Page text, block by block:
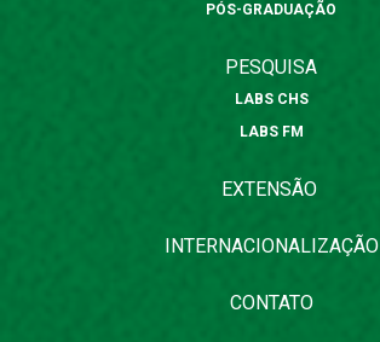
PÓS-GRADUAÇÃO
PESQUISA
LABS CHS
LABS FM
EXTENSÃO
INTERNACIONALIZAÇÃO
CONTATO